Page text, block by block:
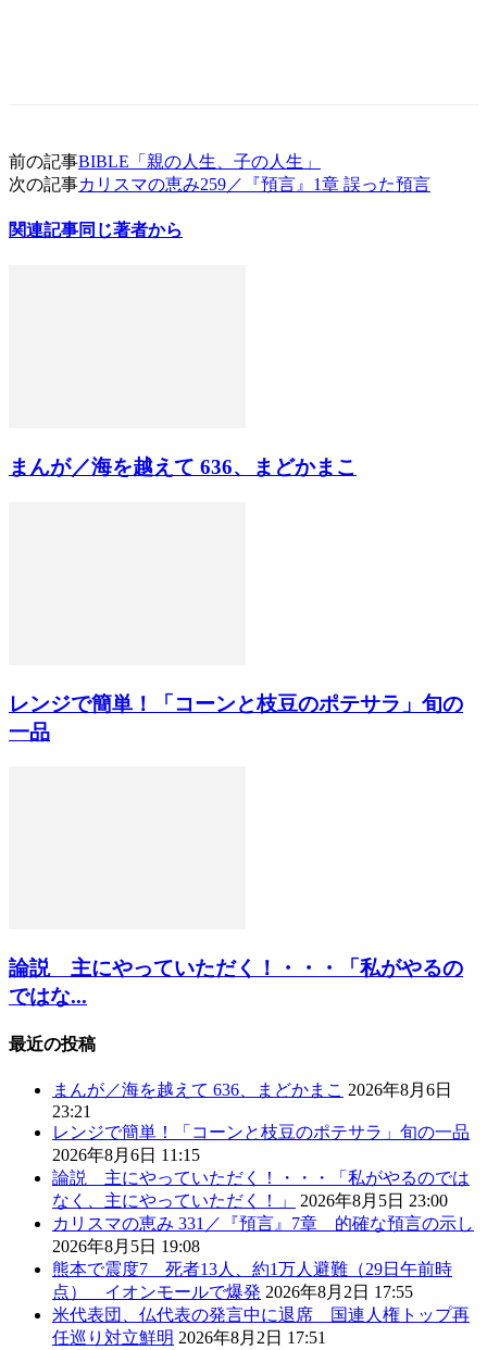
前の記事BIBLE「親の人生、子の人生」
次の記事カリスマの恵み259／『預言』1章 誤った預言
関連記事同じ著者から
まんが／海を越えて 636、まどかまこ
レンジで簡単！「コーンと枝豆のポテサラ」旬の
一品
論説 主にやっていただく！・・・「私がやるの
ではな...
最近の投稿
まんが／海を越えて 636、まどかまこ 2026年8月6日
23:21
レンジで簡単！「コーンと枝豆のポテサラ」旬の一品
2026年8月6日 11:15
論説 主にやっていただく！・・・「私がやるのでは
なく、主にやっていただく！」
2026年8月5日 23:00
カリスマの恵み 331／『預言』7章 的確な預言の示し
2026年8月5日 19:08
熊本で震度7 死者13人、約1万人避難（29日午前時
点） イオンモールで爆発 2026年8月2日 17:55
米代表団、仏代表の発言中に退席 国連人権トップ再
任巡り対立鮮明 2026年8月2日 17:51